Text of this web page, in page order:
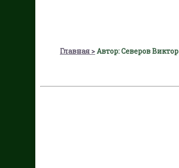
Главная Автор: Северов Виктор